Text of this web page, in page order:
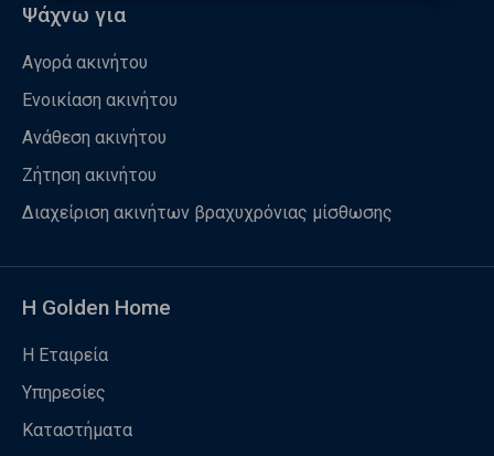
Ψάχνω για
Αγορά ακινήτου
Ενοικίαση ακινήτου
Ανάθεση ακινήτου
Ζήτηση ακινήτου
Διαχείριση ακινήτων βραχυχρόνιας μίσθωσης
Η Golden Home
Η Εταιρεία
Υπηρεσίες
Καταστήματα